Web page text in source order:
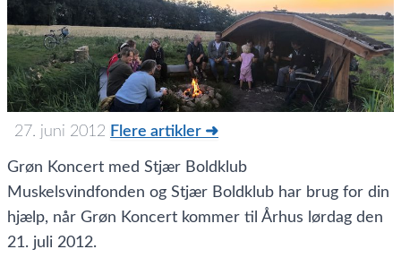
27. juni 2012 Flere artikler ➜
Grøn Koncert med Stjær Boldklub
Muskelsvindfonden og Stjær Boldklub har brug for din
hjælp, når Grøn Koncert kommer til Århus lørdag den
21. juli 2012.